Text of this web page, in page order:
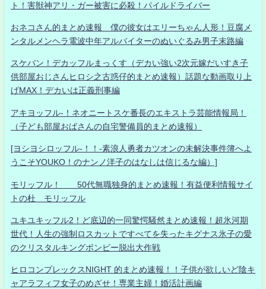
ト！害獣神アリ・ガー被害に必殺！パイルドライバー
おネコさん的まとめ速報 僕の彼女はエリーちゃん人形！豆腐メ
ンタルメンヘラ電波中年アルバイターのぬいぐるみ男子末路編
スケバン！デカッフルまっくす（デカい強い2次元嫁だいすき子
供部屋おじさんヒロシ之古惑仔的まとめ速報）話題な動画取り上
げMAX！デカいは正義刑事編
アキヨッフル-！ネオニートスケ番長のエキストラ芸能情報局！
（子ども部屋おばさんの自宅警備員的まとめ速報）
[ヨシヨシロッフル-！！-素浪人勇者カツオンの未解決事件簿へよ
うこそYOUKO！のナンノ洋子のはなしは信じるな編）]
モリッフル！ 50代無職独身的まとめ速報！有益便利情報サイ
トの杜 モリッフル
ユキユキッフル2！ど底辺的一同驚愕騒然まとめ速報！超氷河期
世代！人生の強制ロスカットですべてを失ったキグナス氷子の愛
のクリスタルキングボンビー脱出大作戦
ヒロコンプレックスNIGHT 的まとめ速報！！子供が欲しいど陰キ
ャアラフィフ女子のめざせ！専業主婦！婚活計画編